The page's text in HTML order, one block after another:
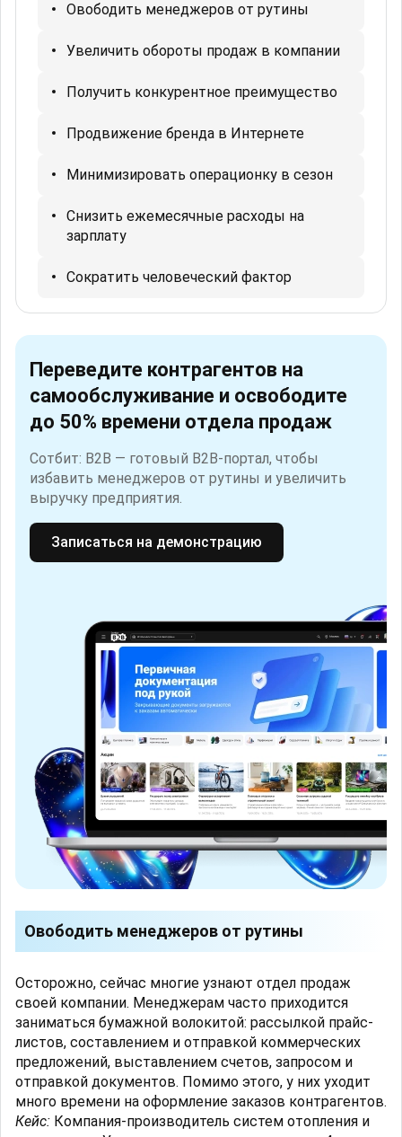
Овободить менеджеров от рутины
Увеличить обороты продаж в компании
Получить конкурентное преимущество
Продвижение бренда в Интернете
Минимизировать операционку в сезон
Снизить ежемесячные расходы на
зарплату
Сократить человеческий фактор
Переведите контрагентов на
самообслуживание и освободите
до 50% времени отдела продаж
Сотбит: B2B — готовый B2B-портал, чтобы
избавить менеджеров от рутины и увеличить
выручку предприятия.
Записаться на демонстрацию
Овободить менеджеров от рутины
Осторожно, сейчас многие узнают отдел продаж
своей компании. Менеджерам часто приходится
заниматься бумажной волокитой: рассылкой прайс-
листов, составлением и отправкой коммерческих
предложений, выставлением счетов, запросом и
отправкой документов. Помимо этого, у них уходит
много времени на оформление заказов контрагентов.
Кейс: Компания-производитель систем отопления и